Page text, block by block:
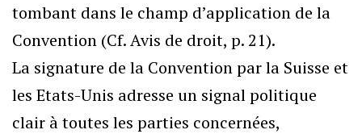
tombant dans le champ d’application de la
Convention (Cf. Avis de droit, p. 21).
La signature de la Convention par la Suisse et
les Etats-Unis adresse un signal politique
clair à toutes les parties concernées,